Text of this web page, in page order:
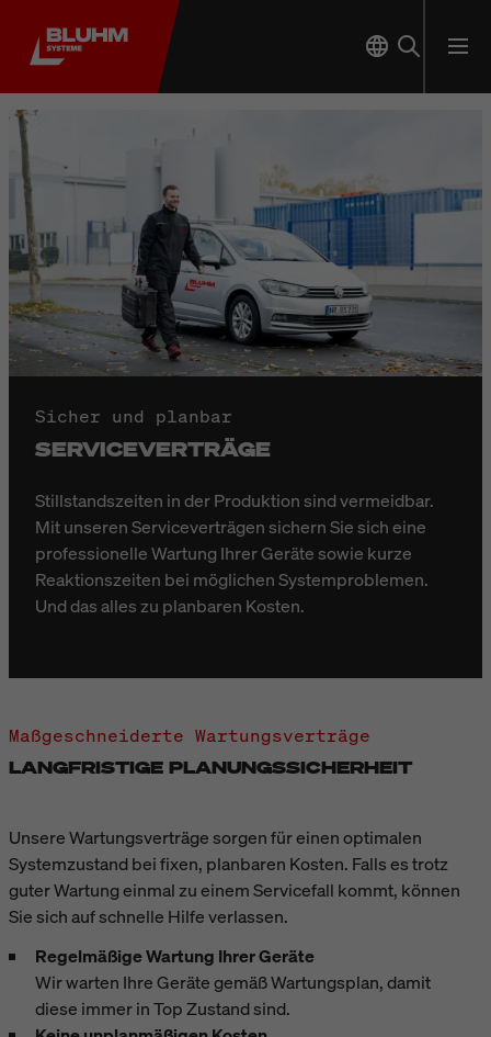
Sicher und planbar
SERVICEVERTRÄGE
Stillstandszeiten in der Produktion sind vermeidbar.
Mit unseren Serviceverträgen sichern Sie sich eine
professionelle Wartung Ihrer Geräte sowie kurze
Reaktionszeiten bei möglichen Systemproblemen.
Und das alles zu planbaren Kosten.
Maßgeschneiderte Wartungsverträge
LANGFRISTIGE PLANUNGSSICHERHEIT
Unsere Wartungsverträge sorgen für einen optimalen
Systemzustand bei fixen, planbaren Kosten. Falls es trotz
guter Wartung einmal zu einem Servicefall kommt, können
Sie sich auf schnelle Hilfe verlassen.
Regelmäßige Wartung Ihrer Geräte
Wir warten Ihre Geräte gemäß Wartungsplan, damit
diese immer in Top Zustand sind.